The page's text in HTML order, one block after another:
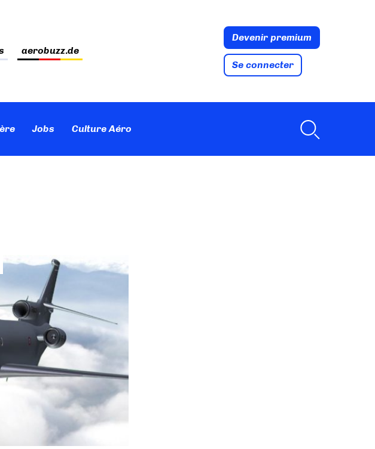
aerobuzz.de
Devenir premium
Se connecter
Jobs Culture Aéro